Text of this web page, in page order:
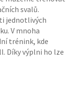
svalů.
jednotlivých
V mnoha
trénink, kde
Díky výplni ho lze